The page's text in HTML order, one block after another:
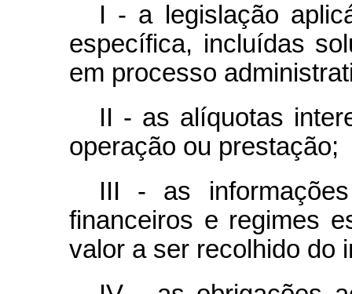
I - a legislação
específica, incluídas
em processo
II - as alíquotas
operação ou prestação;
III - as
financeiros e regimes
valor a ser recolhido do